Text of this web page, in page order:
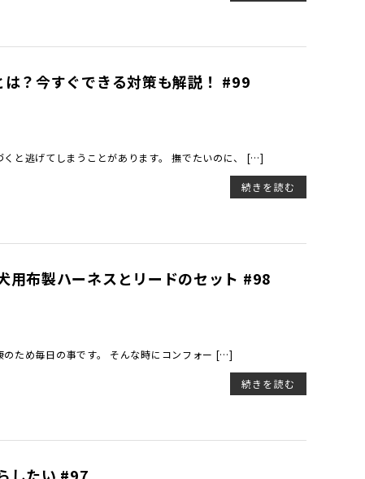
？今すぐできる対策も解説！ #99
と逃げてしまうことがあります。 撫でたいのに、 […]
続きを読む
用布製ハーネスとリードのセット #98
ため毎日の事です。 そんな時にコンフォー […]
続きを読む